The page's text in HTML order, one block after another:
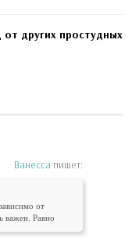
других простудных
Ванесса пишет:
от
важен. Равно